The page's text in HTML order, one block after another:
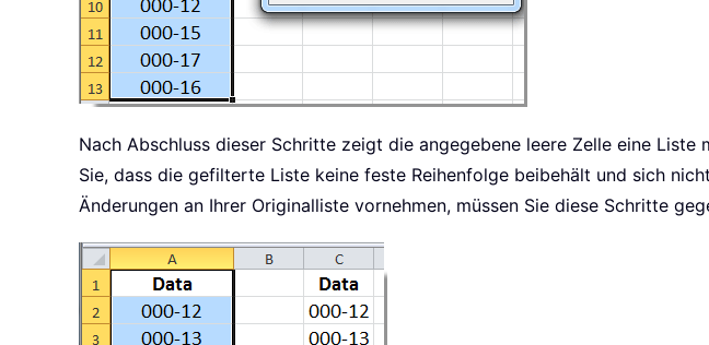
Nach Abschluss dieser Schritte zeigt die angegebene leere Zelle eine
Sie, dass die gefilterte Liste keine feste Reihenfolge beibehält und sich
Änderungen an Ihrer Originalliste vornehmen, müssen Sie diese Schritte